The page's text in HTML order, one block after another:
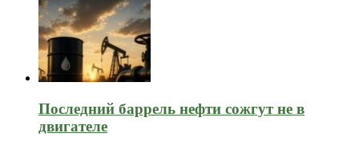
Последний баррель нефти сожгут не в
двигателе